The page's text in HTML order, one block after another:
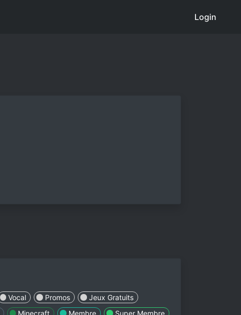
Login
Vocal Promos
Jeux Gratuits
Minecraft Membre
Super Membre